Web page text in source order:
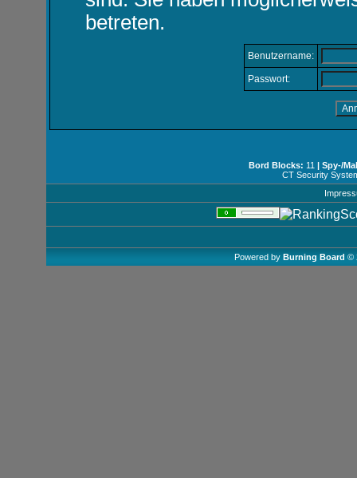
betreten.
Benutzername:
Passwort:
Bord Blocks: 11 | Spy-/
CT Security
Powered by Burning Board ©